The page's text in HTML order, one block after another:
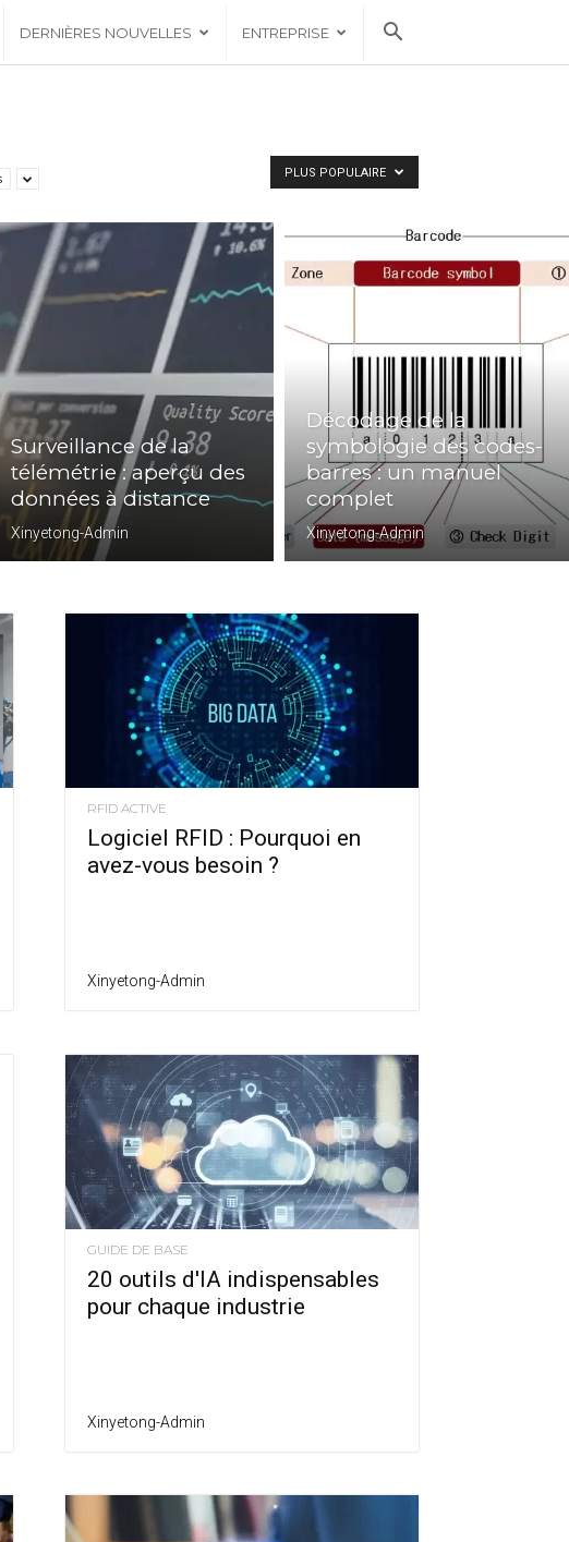
DERNIÈRES NOUVELLES ENTREPRISE
PLUS POPULAIRE
Surveillance de la
télémétrie : aperçu des
données à distance
Xinyetong-Admin
Décodage de la
symbologie des codes-
barres : un manuel
complet
Xinyetong-Admin
RFID ACTIVE
Logiciel RFID : Pourquoi en
avez-vous besoin ?
Xinyetong-Admin
GUIDE DE BASE
20 outils d'IA indispensables
pour chaque industrie
Xinyetong-Admin